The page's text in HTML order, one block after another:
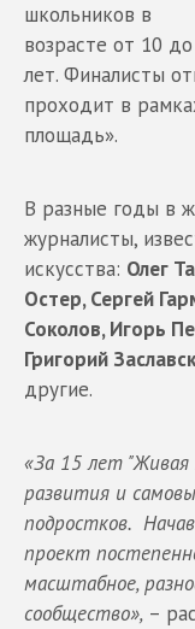
школьников в
возрасте от 10
лет. Финалисты
проходит в
площадь».
В разные годы в
журналисты,
искусства: Олег
Остер, Сергей
Соколов, Игорь
Григорий
другие.
«За 15 лет "Живая
развития и
подростков.
проект
масштабное,
сообщество», –